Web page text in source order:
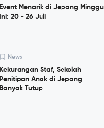
Event Menarik di Jepang Minggu
Ini: 20 - 26 Juli
News
Kekurangan Staf, Sekolah
Penitipan Anak di Jepang
Banyak Tutup